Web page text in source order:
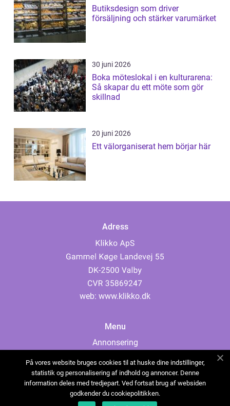
Butiksdesign som driver
försäljning och stärker varumärket
30 juni 2026
Boka möteslokal i en kulturarena:
Så skapar du ett möte som gör
skillnad
20 juni 2026
Ett välorganiserat hem börjar här
Adress
web: www.klikko.dk
Menu
Annonsering
Cookies
Kontakta oss
Sitemap
På vores website bruges cookies til at huske dine indstillinger,
statistik og personalisering af indhold og annoncer. Denne
information deles med tredjepart. Ved fortsat brug af websiden
godkender du cookiepolitikken.